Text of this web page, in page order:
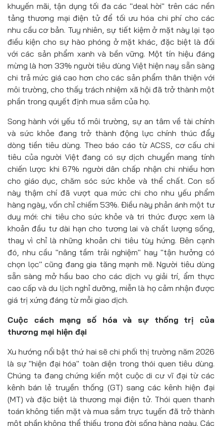
khuyến mãi, tận dụng tối đa các "deal hời" trên các nền
tảng thương mại điện tử để tối ưu hóa chi phí cho các
nhu cầu cơ bản. Tuy nhiên, sự tiết kiệm ở mặt này lại tạo
điều kiện cho sự hào phóng ở mặt khác, đặc biệt là đối
với các sản phẩm xanh và bền vững. Một tín hiệu đáng
mừng là hơn 33% người tiêu dùng Việt hiện nay sẵn sàng
chi trả mức giá cao hơn cho các sản phẩm thân thiện với
môi trường, cho thấy trách nhiệm xã hội đã trở thành một
phần trong quyết định mua sắm của họ.
Song hành với yếu tố môi trường, sự an tâm về tài chính
và sức khỏe đang trở thành động lực chính thúc đẩy
dòng tiền tiêu dùng. Theo báo cáo từ ACSS, cơ cấu chi
tiêu của người Việt đang có sự dịch chuyển mang tính
chiến lược khi 67% người dân chấp nhận chi nhiều hơn
cho giáo dục, chăm sóc sức khỏe và thể chất. Con số
này thậm chí đã vượt qua mức chi cho nhu yếu phẩm
hàng ngày, vốn chỉ chiếm 53%. Điều này phản ánh một tư
duy mới: chi tiêu cho sức khỏe và tri thức được xem là
khoản đầu tư dài hạn cho tương lai và chất lượng sống,
thay vì chỉ là những khoản chi tiêu tùy hứng. Bên cạnh
đó, nhu cầu "nâng tầm trải nghiệm" hay "tận hưởng có
chọn lọc" cũng đang gia tăng mạnh mẽ. Người tiêu dùng
sẵn sàng mở hầu bao cho các dịch vụ giải trí, ẩm thực
cao cấp và du lịch nghỉ dưỡng, miễn là họ cảm nhận được
giá trị xứng đáng từ mỗi giao dịch.
Cuộc cách mạng số hóa và sự thống trị của
thương mại hiện đại
Xu hướng nổi bật thứ hai sẽ chi phối thị trường năm 2026
là sự "hiện đại hóa" toàn diện trong thói quen tiêu dùng.
Chúng ta đang chứng kiến một cuộc di cư vĩ đại từ các
kênh bán lẻ truyền thống (GT) sang các kênh hiện đại
(MT) và đặc biệt là thương mại điện tử. Thói quen thanh
toán không tiền mặt và mua sắm trực tuyến đã trở thành
một phần không thể thiếu trong đời sống hàng ngày. Các